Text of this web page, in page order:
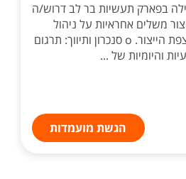
בפארק תעשיות בר לב דרוש/ה
משלים אחראיות על ניהול
תפעול ואינטגרציה ברצפת הייצור. o סנכרון ותיווך: תרגום
והיומיות של ...
הגשת מועמדות